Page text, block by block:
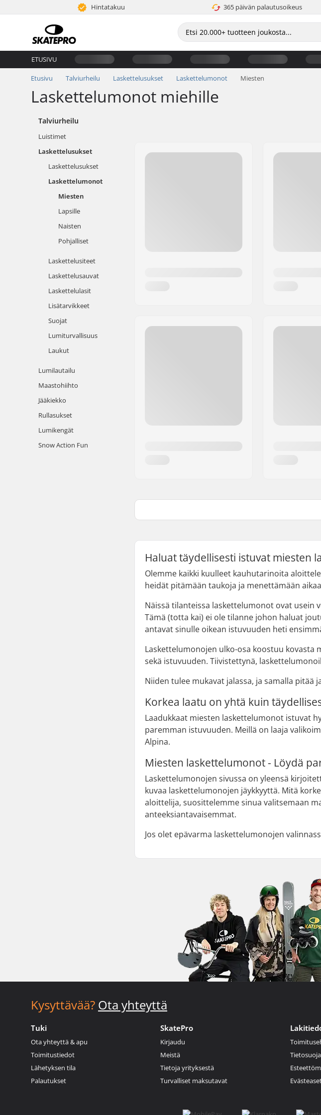
Hintatakuu 365 päivän palautusoikeus
ETUSIVU
Etusivu Talviurheilu Laskettelusukset Laskettelumonot Miesten
Laskettelumonot miehille
Talviurheilu
Luistimet
Laskettelusukset
Laskettelusukset
Laskettelumonot
Miesten
Lapsille
Naisten
Pohjalliset
Laskettelusiteet
Laskettelusauvat
Laskettelulasit
Lisätarvikkeet
Suojat
Lumiturvallisuus
Laukut
Lumilautailu
Maastohiihto
Jääkiekko
Rullasukset
Lumikengät
Snow Action Fun
Haluat täydellisesti istuvat miesten
Olemme kaikki kuulleet kauhutarinoita
heidät pitämään taukoja ja menettämään
Näissä tilanteissa laskettelumonot ovat usein
Tämä (totta kai) ei ole tilanne johon haluat
antavat sinulle oikean istuvuuden heti
Laskettelumonojen ulko-osa koostuu kovasta
sekä istuvuuden. Tiivistettynä,
Niiden tulee mukavat jalassa, ja samalla pitää
Korkea laatu on yhtä kuin
Laadukkaat miesten laskettelumonot istuvat
paremman istuvuuden. Meillä on laaja
Alpina.
Miesten laskettelumonot - Löydä
Laskettelumonojen sivussa on yleensä
kuvaa laskettelumonojen jäykkyyttä. Mitä
aloittelija, suosittelemme sinua valitsemaan
anteeksiantavaisemmat.
Jos olet epävarma laskettelumonojen
Kysyttävää? Ota yhteyttä
Tuki
Ota yhteyttä & apu
Toimitustiedot
Lähetyksen tila
Palautukset
SkatePro
Kirjaudu
Meistä
Tietoja yrityksestä
Turvalliset maksutavat